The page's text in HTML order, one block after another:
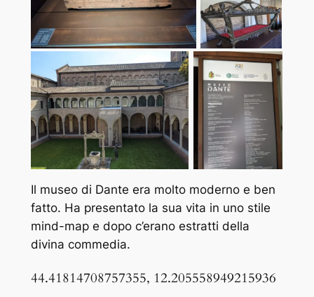
Il museo di Dante era molto moderno e ben
fatto. Ha presentato la sua vita in uno stile
mind-map e dopo c’erano estratti della
divina commedia.
44.41814708757355, 12.205558949215936